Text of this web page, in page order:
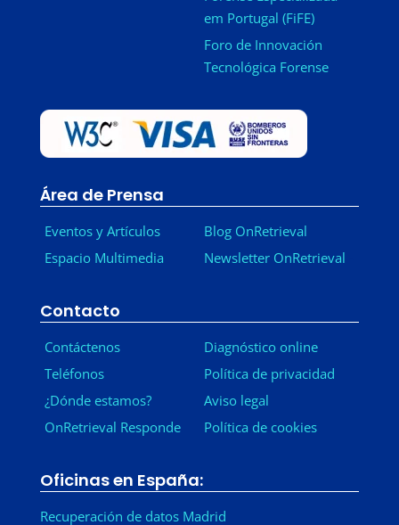
em Portugal (FiFE)
Foro de Innovación
Tecnológica Forense
Área de Prensa
Eventos y Artículos
Espacio Multimedia
Blog OnRetrieval
Newsletter OnRetrieval
Contacto
Contáctenos
Teléfonos
¿Dónde estamos?
OnRetrieval Responde
Diagnóstico online
Política de privacidad
Aviso legal
Política de cookies
Oficinas en España:
Recuperación de datos Madrid